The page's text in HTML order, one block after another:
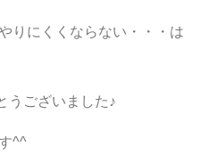
りにくくならない・・・は
うございました♪
^^